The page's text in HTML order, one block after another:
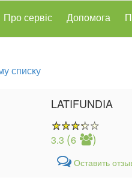
Про сервіс Допомога
списку
LATIFUNDIA
3.3 (6 )
Оставить